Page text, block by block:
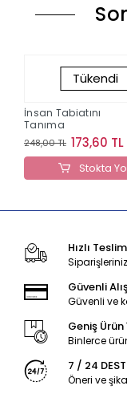
Tükendi
İnsan Tabiatını
Tanıma
248,00 TL 173,60 TL
Stokta
Hızlı
Güvenli
Güvenli ve
Geniş
Binlerce
7 / 24
Öneri ve